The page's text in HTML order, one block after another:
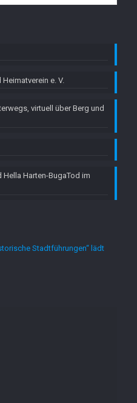
e. V.
virtuell über Berg und
Hella Harten-BugaTod im
Stadtführungen“ lädt